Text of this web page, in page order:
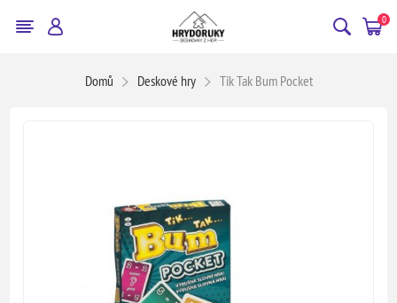
0
Domů Deskové hry Tik Tak Bum Pocket